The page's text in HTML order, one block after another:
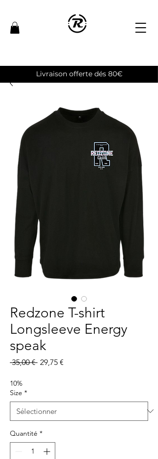
Livraison offerte dés 80€
Redzone T-shirt
Longsleeve Energy
speak
35,00 € Prix
29,75 €
10%
Size *
Quantité *